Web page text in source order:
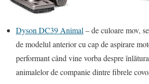
Dyson DC39 Animal – de culoare mov,
de modelul anterior cu cap de aspirare
performant când vine vorba despre
animalelor de companie dintre fibrele